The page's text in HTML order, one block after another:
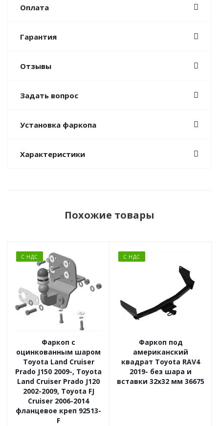
Оплата
Гарантия
Отзывы
Задать вопрос
Установка фаркопа
Характеристики
Похожие товары
С НДС
Фаркоп с
оцинкованным шаром
Toyota Land Cruiser
Prado J150 2009-, Toyota
Land Cruiser Prado J120
2002-2009, Toyota FJ
Cruiser 2006-2014
фланцевое креп 92513-
F
С НДС
Фаркоп под
американский
квадрат Toyota RAV4
2019- без шара и
вставки 32x32 мм 36675